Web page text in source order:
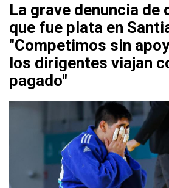
La grave denuncia
que fue plata en
"Competimos sin
los dirigentes viajan
pagado"